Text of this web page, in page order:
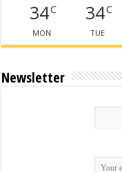
34C
MON
34C
TUE
Newsletter